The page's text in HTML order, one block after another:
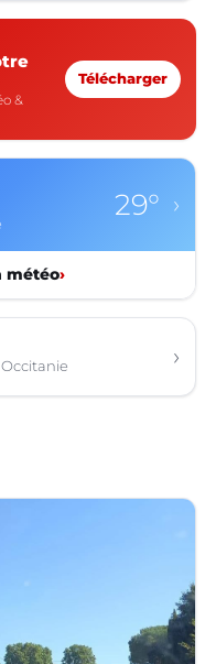
&
Télécharger
29° ›
météo›
›